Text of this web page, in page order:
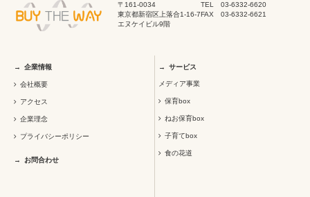
〒161-0034
東京都新宿区上落合1-16-7
エヌケイビル9階
TEL 03-6332-6620
FAX 03-6332-6621
企業情報
会社概要
アクセス
企業理念
プライバシーポリシー
お問合わせ
サービス
メディア事業
保育box
ねお保育box
子育てbox
食の花道